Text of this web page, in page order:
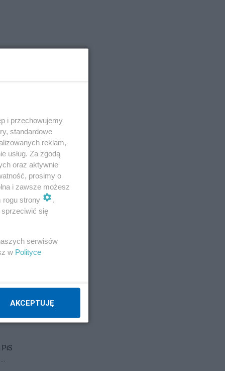
i przechowujemy
standardowe
reklam,
usług. Za zgodą
oraz aktywnie
prosimy o
i zawsze możesz
rogu strony
się
serwisów
w Polityce
AKCEPTUJĘ